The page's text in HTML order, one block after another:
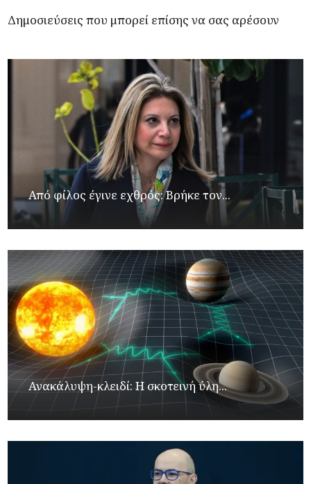
Δημοσιεύσεις που μπορεί επίσης να σας αρέσουν
Από φίλος έγινε εχθρός: Βρήκε τον...
Ανακάλυψη-κλειδί: Η σκοτεινή ύλη...